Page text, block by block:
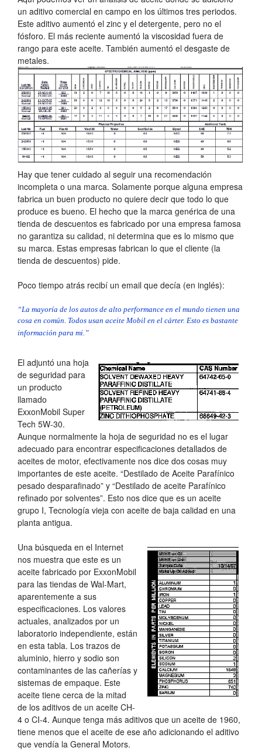
un aditivo comercial en campo en los últimos tres periodos.
Este aditivo aumentó el zinc y el detergente, pero no el
fósforo. El más reciente aumentó la viscosidad fuera de
rango para este aceite. También aumentó el desgaste de
metales.
Hay que tener cuidado al seguir una recomendación
incompleta o una marca. Solamente porque alguna empresa
fabrica un buen producto no quiere decir que todo lo que
produce es bueno. El hecho que la marca genérica de una
tienda de descuentos es fabricado por una empresa famosa
no garantiza su calidad, ni determina que es lo mismo que
su marca. Estas empresas fabrican lo que el cliente (la
tienda de descuentos) pide.
Poco tiempo atrás recibí un email que decía (en inglés):
“La mayoría de los autos de alto performance en el mundo tienen una
cosa en común. Todos usan aceite Mobil en el cárter. Esto es bastante
información para mi.”
El adjuntó una hoja
de seguridad para
un producto
llamado
ExxonMobil Super
Tech 5W-30.
Aunque normalmente la hoja de seguridad no es el lugar
adecuado para encontrar especificaciones detallados de
aceites de motor, efectivamente nos dice dos cosas muy
importantes de este aceite. “Destilado de Aceite Parafínico
pesado desparafinado” y “Destilado de aceite Parafínico
refinado por solventes”. Esto nos dice que es un aceite
grupo I, Tecnología vieja con aceite de baja calidad en una
planta antigua.
Una búsqueda en el Internet
nos muestra que este es un
aceite fabricado por ExxonMobil
para las tiendas de Wal-Mart,
aparentemente a sus
especificaciones. Los valores
actuales, analizados por un
laboratorio independiente, están
en esta tabla. Los trazos de
aluminio, hierro y sodio son
contaminantes de las cañerías y
sistemas de empaque. Este
aceite tiene cerca de la mitad
de los aditivos de un aceite CH-
4 o CI-4. Aunque tenga más aditivos que un aceite de 1960,
tiene menos que el aceite de ese año adicionando el aditivo
que vendía la General Motors.